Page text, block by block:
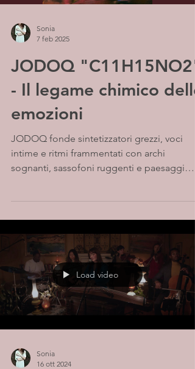
Sonia
7 feb 2025
JODOQ "C11H15NO2"
- Il legame chimico delle
emozioni
JODOQ fonde sintetizzatori grezzi, voci
intime e ritmi frammentati con archi
sognanti, sassofoni ruggenti e paesaggi
Load video
Sonia
16 ott 2024